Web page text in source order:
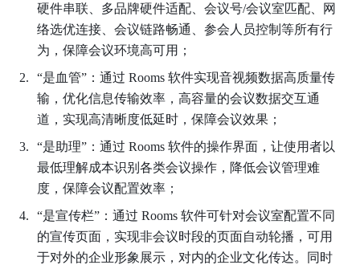
硬件串联、多品牌硬件适配、会议号/会议室匹配、网
络选优连接、会议链路畅通、参会人员控制等所有行
为，保障会议环境高可用；
“是血管”：通过 Rooms 软件实现音视频数据高质量传
输，优化信息传输效率，高容量的会议数据交互通
道，实现高清晰度低延时，保障会议效果；
“是助理”：通过 Rooms 软件的操作界面，让使用者以
最低理解成本识别各类会议操作，降低会议管理难
度，保障会议配置效率；
“是宣传栏”：通过 Rooms 软件可针对会议室配置不同
的宣传页面，实现非会议时段的页面自动轮播，可用
于对外的企业形象展示，对内的企业文化传达。同时